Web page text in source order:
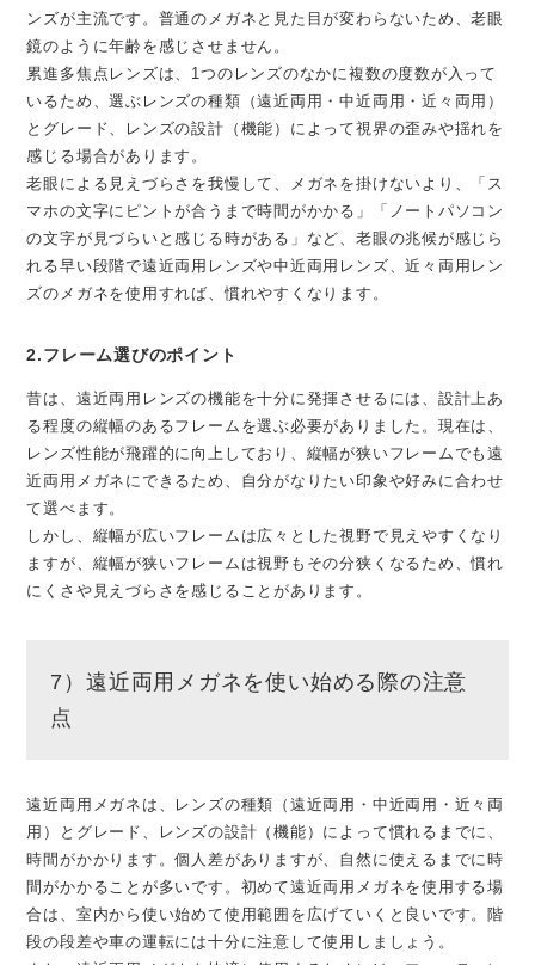
ンズが主流です。普通のメガネと見た目が変わらないため、老眼
鏡のように年齢を感じさせません。
累進多焦点レンズは、1つのレンズのなかに複数の度数が入って
いるため、選ぶレンズの種類（遠近両用・中近両用・近々両用）
とグレード、レンズの設計（機能）によって視界の歪みや揺れを
感じる場合があります。
老眼による見えづらさを我慢して、メガネを掛けないより、「ス
マホの文字にピントが合うまで時間がかかる」「ノートパソコン
の文字が見づらいと感じる時がある」など、老眼の兆候が感じら
れる早い段階で遠近両用レンズや中近両用レンズ、近々両用レン
ズのメガネを使用すれば、慣れやすくなります。
2.フレーム選びのポイント
昔は、遠近両用レンズの機能を十分に発揮させるには、設計上あ
る程度の縦幅のあるフレームを選ぶ必要がありました。現在は、
レンズ性能が飛躍的に向上しており、縦幅が狭いフレームでも遠
近両用メガネにできるため、自分がなりたい印象や好みに合わせ
て選べます。
しかし、縦幅が広いフレームは広々とした視野で見えやすくなり
ますが、縦幅が狭いフレームは視野もその分狭くなるため、慣れ
にくさや見えづらさを感じることがあります。
7）遠近両用メガネを使い始める際の注意
点
遠近両用メガネは、レンズの種類（遠近両用・中近両用・近々両
用）とグレード、レンズの設計（機能）によって慣れるまでに、
時間がかかります。個人差がありますが、自然に使えるまでに時
間がかかることが多いです。初めて遠近両用メガネを使用する場
合は、室内から使い始めて使用範囲を広げていくと良いです。階
段の段差や車の運転には十分に注意して使用しましょう。